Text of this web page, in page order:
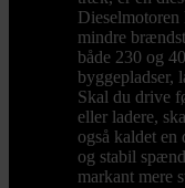
mindre
både 230 og
byggepladser,
Skal du drive
eller ladere,
også kaldet en
og stabil
markant mere